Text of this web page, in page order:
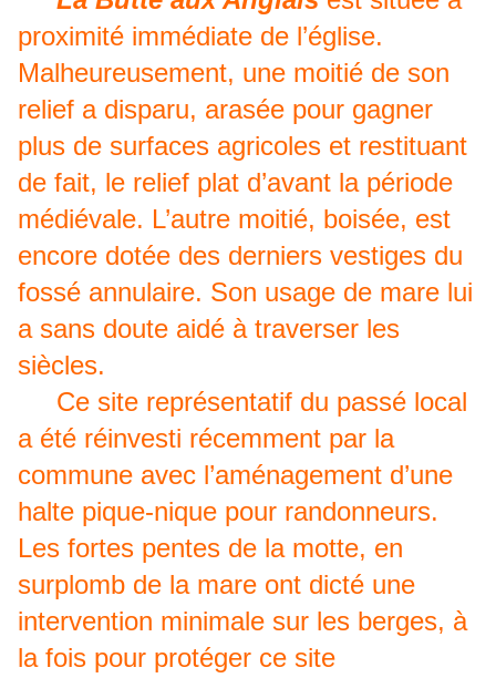
proximité immédiate de l’église.
Malheureusement, une moitié de son
relief a disparu, arasée pour gagner
plus de surfaces agricoles et restituant
de fait, le relief plat d’avant la période
médiévale. L’autre moitié, boisée, est
encore dotée des derniers vestiges du
fossé annulaire. Son usage de mare lui
a sans doute aidé à traverser les
siècles.
Ce site représentatif du passé local
a été réinvesti récemment par la
commune avec l’aménagement d’une
halte pique-nique pour randonneurs.
Les fortes pentes de la motte, en
surplomb de la mare ont dicté une
intervention minimale sur les berges, à
la fois pour protéger ce site